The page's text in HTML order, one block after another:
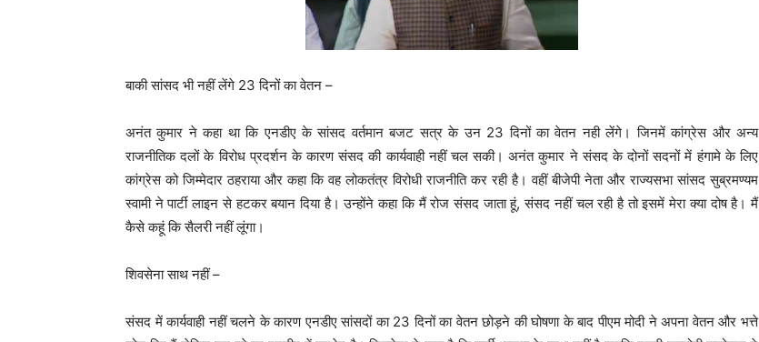
बाकी सांसद भी नहीं लेंगे 23 दिनों का वेतन –
अनंत कुमार ने कहा था कि एनडीए के सांसद वर्तमान बजट सत्र के उन 23 दिनों का वेतन नही लेंगे। जिनमें कांग्रेस और अन्य
राजनीतिक दलों के विरोध प्रदर्शन के कारण संसद की कार्यवाही नहीं चल सकी। अनंत कुमार ने संसद के दोनों सदनों में हंगामे के लिए
कांग्रेस को जिम्मेदार ठहराया और कहा कि वह लोकतंत्र विरोधी राजनीति कर रही है। वहीं बीजेपी नेता और राज्यसभा सांसद सुब्रमण्यम
स्वामी ने पार्टी लाइन से हटकर बयान दिया है। उन्होंने कहा कि मैं रोज संसद जाता हूं, संसद नहीं चल रही है तो इसमें मेरा क्या दोष है। मैं
कैसे कहूं कि सैलरी नहीं लूंगा।
शिवसेना साथ नहीं –
संसद में कार्यवाही नहीं चलने के कारण एनडीए सांसदों का 23 दिनों का वेतन छोड़ने की घोषणा के बाद पीएम मोदी ने अपना वेतन और भत्ते